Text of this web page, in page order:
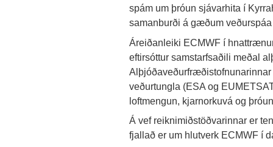
spám um þróun sjávarhita í
samanburði á gæðum
Áreiðanleiki ECMWF í
eftirsóttur samstarfsaðili meðal
veðurtungla (ESA og
loftmengun, kjarnorkuvá og
Á vef reiknimiðstöðvarinnar er
fjallað er um hlutverk ECMWF í